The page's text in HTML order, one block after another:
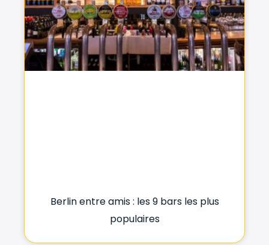
Berlin entre amis : les 9 bars les plus
populaires